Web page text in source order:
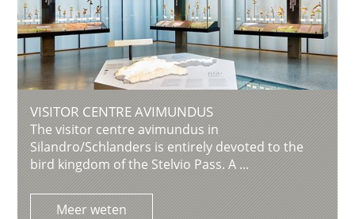
VISITOR CENTRE AVIMUNDUS
The visitor centre avimundus in
Silandro/Schlanders is entirely devoted to the
bird kingdom of the Stelvio Pass. A ...
Meer weten